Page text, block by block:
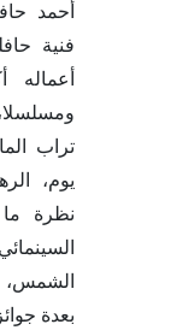
أحمد
فنية
يوم،
الشمس،